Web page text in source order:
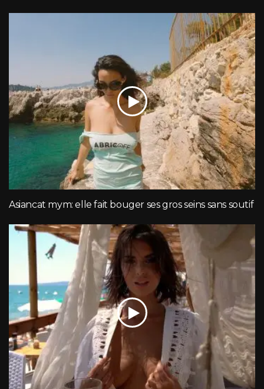
Asiancat mym: elle fait bouger ses gros seins sans soutif